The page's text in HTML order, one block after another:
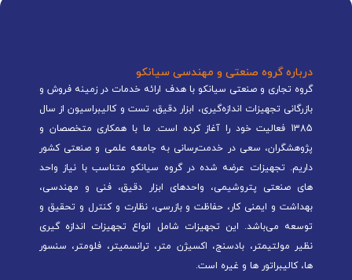
درباره گروه صنعتی و مهندسی سیانکو
گروه تجاری و صنعتی سیانکو با هدف ارائه خدمات در زمینه فروش و
بازرگانی تجهیزات اندازه‌گیری، ابزار دقیق، تست و کالیبراسیون از سال
1385 فعالیت خود را آغاز کرده است. ما با همکاری متخصصان و
پژوهشگران، سعی در خدمت‌رسانی به جامعه علمی و صنعتی کشور
داریم. تجهیزات عرضه شده در گروه سیانکو متناسب با نیاز واحد
های صنعتی پتروشیمی، واحدهای ابزار دقیق، فنی و مهندسی،
بهداشت و ایمنی کار، حفاظت و بازرسی، نظارت و کنترل و تحقیق و
توسعه می‌باشد. این تجهیزات شامل انواع تجهیزات اندازه گیری
نظیر مولتیمتر، بادسنج، اکسیژن متر، ترانسمیتر، فلومتر، سنسور
ها، کالیبراتور ها و غیره است.